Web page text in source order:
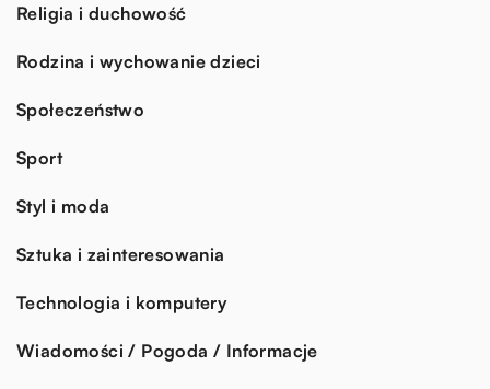
Religia i duchowość
Rodzina i wychowanie dzieci
Społeczeństwo
Sport
Styl i moda
Sztuka i zainteresowania
Technologia i komputery
Wiadomości / Pogoda / Informacje